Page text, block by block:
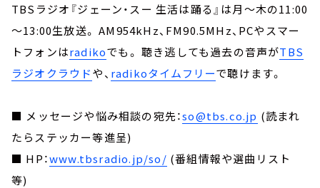
TBSラジオ『ジェーン・スー 生活は踊る』は月～木の11:00
～13:00生放送。 AM954kHz、FM90.5MHz、PCやスマー
トフォンはradikoでも。 聴き逃しても過去の音声がTBS
ラジオクラウドや、 radikoタイムフリーで聴けます。
■ メッセージや悩み相談の宛先：so@tbs.co.jp (読まれ
たらステッカー等進呈)
■ HP：www.tbsradio.jp/so/ (番組情報や選曲リスト
等)